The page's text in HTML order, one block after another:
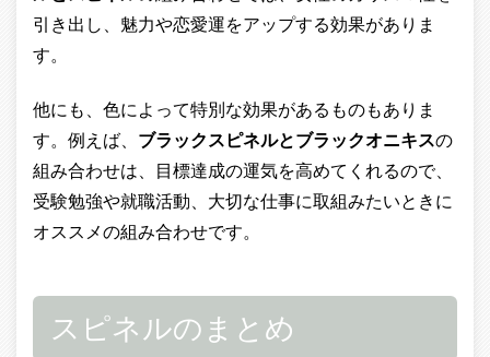
引き出し、魅力や恋愛運をアップする効果がありま
す。
他にも、色によって特別な効果があるものもありま
す。例えば、 ブラックスピネルとブラックオニキスの
組み合わせは、目標達成の運気を高めてくれるので、
受験勉強や就職活動、大切な仕事に取組みたいときに
オススメの組み合わせです。
スピネルのまとめ